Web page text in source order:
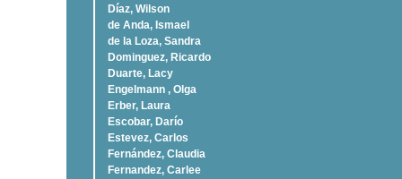
Dí­az, Wilson
de Anda, Ismael
de la Loza, Sandra
Dominguez, Ricardo
Duarte, Lacy
Engelmann , Olga
Erber, Laura
Escobar, Darío
Estevez, Carlos
Fernández, Claudia
Fernandez, Carlee